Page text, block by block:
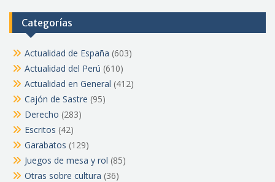
Categorías
Actualidad de España (603)
Actualidad del Perú (610)
Actualidad en General (412)
Cajón de Sastre (95)
Derecho (283)
Escritos (42)
Garabatos (129)
Juegos de mesa y rol (85)
Otras sobre cultura (36)